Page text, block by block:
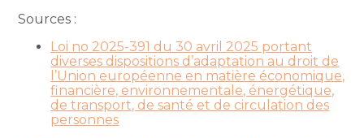
Sources :
Loi no 2025-391 du 30 avril 2025 portant
diverses dispositions d’adaptation au droit de
l’Union européenne en matière économique,
financière, environnementale, énergétique,
de transport, de santé et de circulation des
personnes